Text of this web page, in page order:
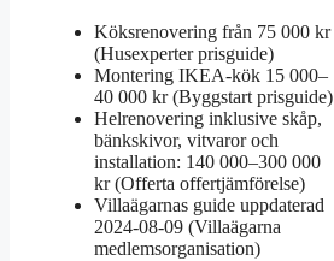
Köksrenovering från 75 000 kr
(Husexperter prisguide)
Montering IKEA-kök 15 000–
40 000 kr (Byggstart prisguide)
Helrenovering inklusive skåp,
bänkskivor, vitvaror och
installation: 140 000–300 000
kr (Offerta offertjämförelse)
Villaägarnas guide uppdaterad
2024-08-09 (Villaägarna
medlemsorganisation)